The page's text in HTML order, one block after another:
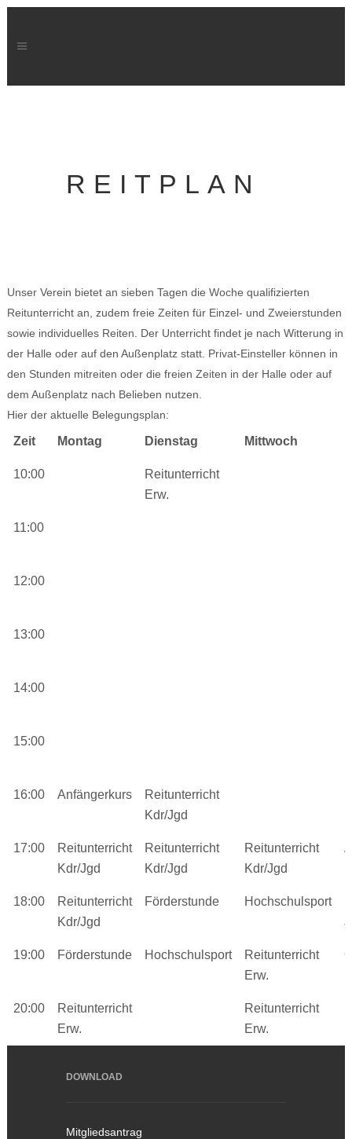
REITPLAN
Unser Verein bietet an sieben Tagen die Woche qualifizierten
Reitunterricht an, zudem freie Zeiten für Einzel- und Zweierstunden
sowie individuelles Reiten. Der Unterricht findet je nach Witterung in
der Halle oder auf den Außenplatz statt. Privat-Einsteller können in
den Stunden mitreiten oder die freien Zeiten in der Halle oder auf
dem Außenplatz nach Belieben nutzen.
Hier der aktuelle Belegungsplan:
Zeit Montag Dienstag Mittwoch
10:00
Reitunterricht
Erw.
11:00
12:00
13:00
14:00
15:00
16:00 Anfängerkurs
Reitunterricht
Kdr/Jgd
17:00
Reitunterricht
Kdr/Jgd
Reitunterricht
Kdr/Jgd
Reitunterricht
Kdr/Jgd
18:00
Reitunterricht
Kdr/Jgd
Förderstunde Hochschulsport
19:00 Förderstunde Hochschulsport
Reitunterricht
Erw.
20:00
Reitunterricht
Erw.
Reitunterricht
Erw.
DOWNLOAD
Mitgliedsantrag